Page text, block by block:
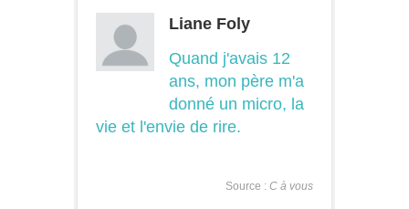
Liane Foly
Quand j'avais 12
ans, mon père m'a
donné un micro, la
vie et l'envie de rire.
Source : C à vous